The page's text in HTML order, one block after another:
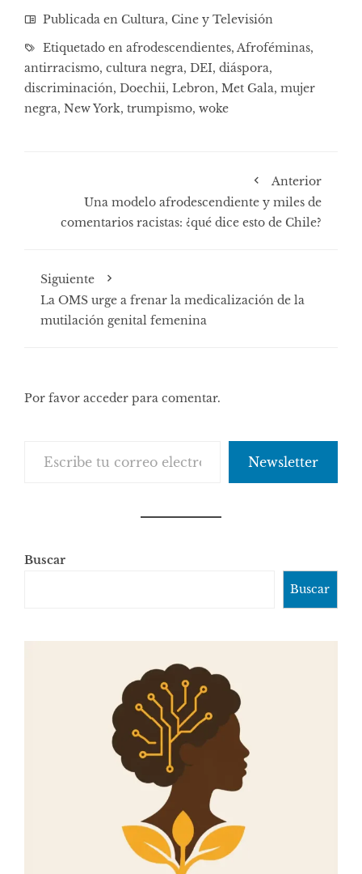
Publicada en Cultura, Cine y Televisión
Etiquetado en afrodescendientes, Afroféminas,
antirracismo, cultura negra, DEI, diáspora,
discriminación, Doechii, Lebron, Met Gala, mujer
negra, New York, trumpismo, woke
Anterior
Una modelo afrodescendiente y miles de
comentarios racistas: ¿qué dice esto de Chile?
Siguiente
La OMS urge a frenar la medicalización de la
mutilación genital femenina
Por favor acceder para comentar.
Newsletter
Buscar
Buscar